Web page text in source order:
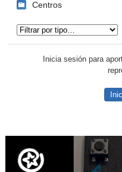
Centros
Inicia sesión para